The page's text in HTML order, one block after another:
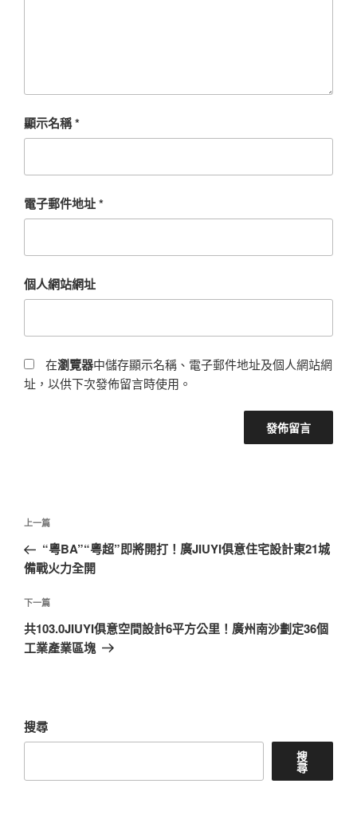
顯示名稱*
電子郵件地址*
個人網站網址
在瀏覽器中儲存顯示名稱、電子郵件地址及個人網站網
址，以供下次發佈留言時使用。
文
導
覽
上
一
篇
章
上一篇
“粵BA”“粵超”即將開打！廣JIUYI俱意住宅設計東21城
備戰火力全開
下
一
篇
下一篇
共103.0JIUYI俱意空間設計6平方公里！廣州南沙劃定36個
工業產業區塊
搜尋
搜
尋